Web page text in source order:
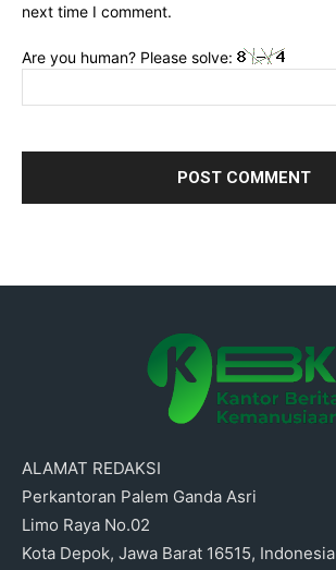
next time I comment.
Are you human? Please solve:
ALAMAT REDAKSI
Perkantoran Palem Ganda Asri
Limo Raya No.02
Kota Depok, Jawa Barat 16515, Indonesia